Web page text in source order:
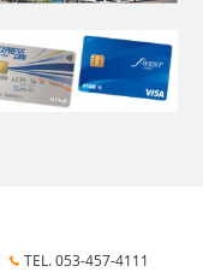
TEL. 053-457-4111